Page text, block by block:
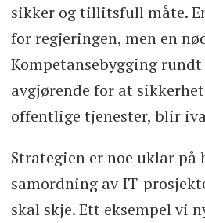
sikker og tillitsfull måte.
for regjeringen, men en
Kompetansebygging
avgjørende for at
offentlige tjenester, blir
Strategien er noe uklar på
samordning av IT-
skal skje. Ett eksempel vi